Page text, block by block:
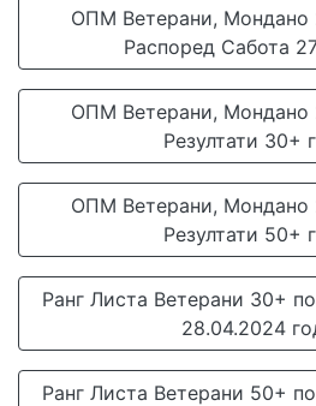
ОПМ Ветерани, Мондано
Распоред Сабота
ОПМ Ветерани, Мондано
Резултати 30+
ОПМ Ветерани, Мондано
Резултати 50+
Ранг Листа Ветерани 30+
28.04.2024
Ранг Листа Ветерани 50+